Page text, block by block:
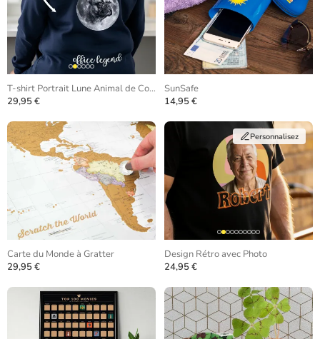
T-shirt Portrait Lune Animal de Compagnie
29,95 €
SunSafe
14,95 €
Carte du Monde à Gratter
29,95 €
Personnalisez
Design Rétro avec Photo
24,95 €